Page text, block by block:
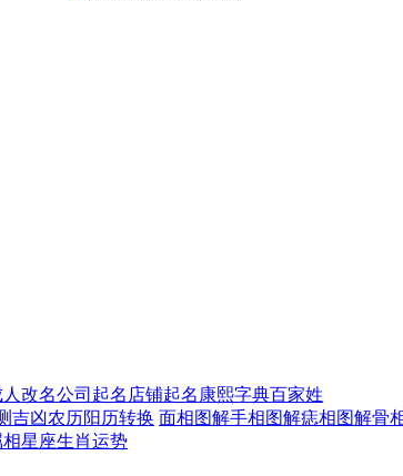
人改名公司起名 店铺起名 康熙字典百家姓
吉凶农历阳历转换 面相图解手相图解痣相图解骨
相星座生肖运势